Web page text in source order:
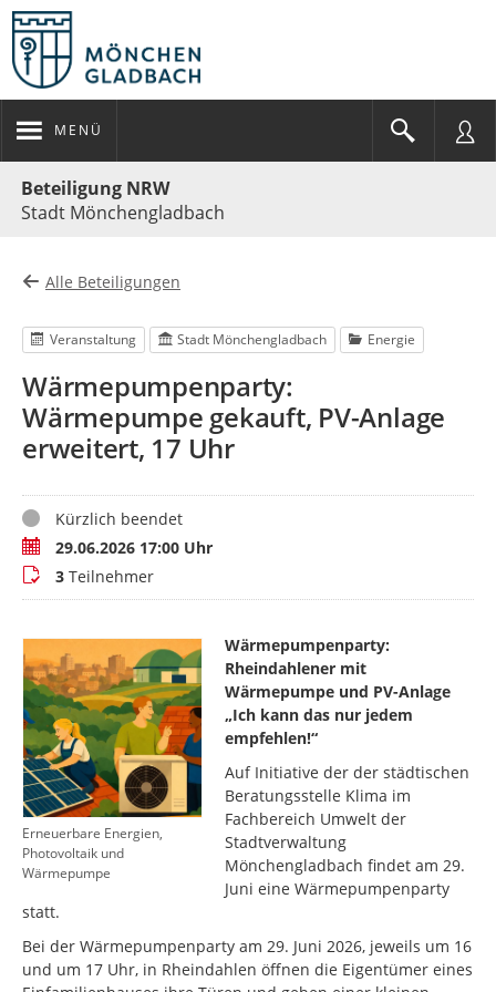
MENÜ
Beteiligung NRW
Stadt Mönchengladbach
Alle Beteiligungen
Veranstaltung Stadt Mönchengladbach Energie
Wärmepumpenparty:
Wärmepumpe gekauft, PV-Anlage
erweitert, 17 Uhr
StatusKürzlich beendet
Termin29.06.2026 17:00 Uhr
Teilnehmer
3 Teilnehmer
Erneuerbare Energien,
Photovoltaik und
Wärmepumpe
Wärmepumpenparty:
Rheindahlener mit
Wärmepumpe und PV-Anlage
„Ich kann das nur jedem
empfehlen!“
Auf Initiative der der städtischen
Beratungsstelle Klima im
Fachbereich Umwelt der
Stadtverwaltung
Mönchengladbach findet am 29.
Juni eine Wärmepumpenparty
statt.
Bei der Wärmepumpenparty am 29. Juni 2026, jeweils um 16
und um 17 Uhr, in Rheindahlen öffnen die Eigentümer eines